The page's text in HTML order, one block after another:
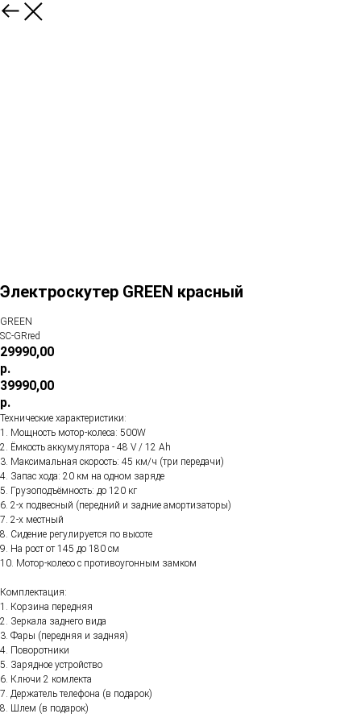
Электроскутер GREEN красный
GREEN
SC-GRred
29990,00
р.
39990,00
р.
Технические характеристики:
1. Мощность мотор-колеса: 500W
2. Ёмкость аккумулятора - 48 V / 12 Ah
3. Максимальная скорость: 45 км/ч (три передачи)
4. Запас хода: 20 км на одном заряде
5. Грузоподъёмность: до 120 кг
6. 2-х подвесный (передний и задние амортизаторы)
7. 2-х местный
8. Сидение регулируется по высоте
9. На рост от 145 до 180 см
10. Мотор-колесо с противоугонным замком
Комплектация:
1. Корзина передняя
2. Зеркала заднего вида
3. Фары (передняя и задняя)
4. Поворотники
5. Зарядное устройство
6. Ключи 2 комлекта
7. Держатель телефона (в подарок)
8. Шлем (в подарок)